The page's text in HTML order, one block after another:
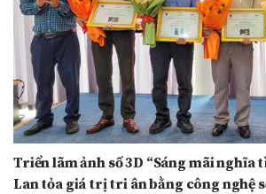
Triển lãm ảnh số 3D “Sáng mãi nghĩa
Lan tỏa giá trị tri ân bằng công nghệ